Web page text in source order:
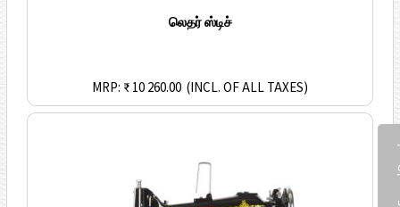
லெதர் ஸ்டிச்
MRP: ₹ 10 260.00 (INCL. OF ALL TAXES)